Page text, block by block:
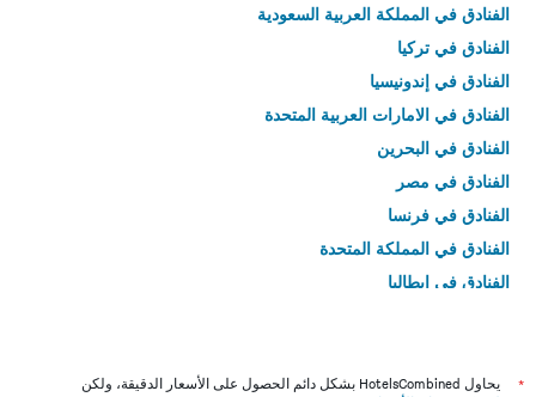
الفنادق في المملكة العربية السعودية
الفنادق في تركيا
الفنادق في إندونيسيا
الفنادق في الامارات العربية المتحدة
الفنادق في البحرين
الفنادق في مصر
الفنادق في فرنسا
الفنادق في المملكة المتحدة
الفنادق في إيطاليا
*
يحاول HotelsCombined بشكل دائم الحصول على الأسعار الدقيقة، ولكن